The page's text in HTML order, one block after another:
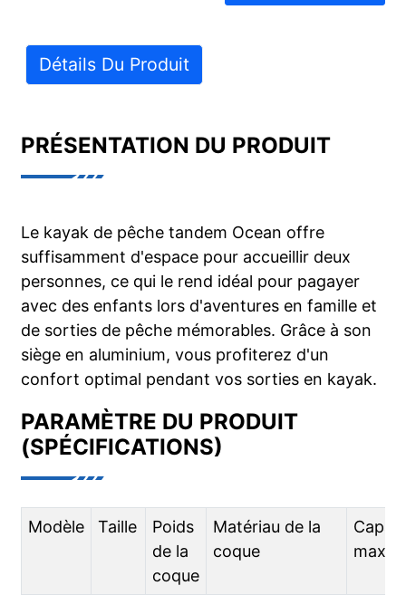
Détails Du Produit
PRÉSENTATION DU PRODUIT
Le kayak de pêche tandem Ocean offre
suffisamment d'espace pour accueillir deux
personnes, ce qui le rend idéal pour pagayer
avec des enfants lors d'aventures en famille et
de sorties de pêche mémorables. Grâce à son
siège en aluminium, vous profiterez d'un
confort optimal pendant vos sorties en kayak.
PARAMÈTRE DU PRODUIT
(SPÉCIFICATIONS)
Modèle Taille
Poids
de la
coque
Matériau de la
coque